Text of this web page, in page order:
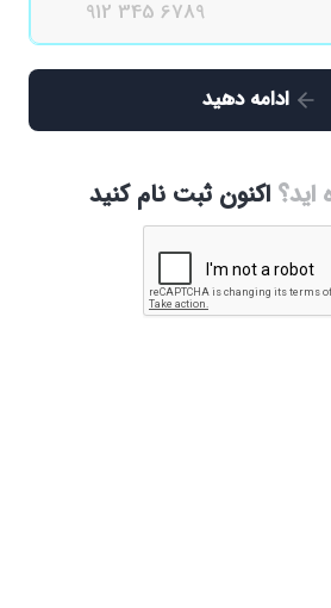
ادامه دهید
اکنون ثبت نام کنید